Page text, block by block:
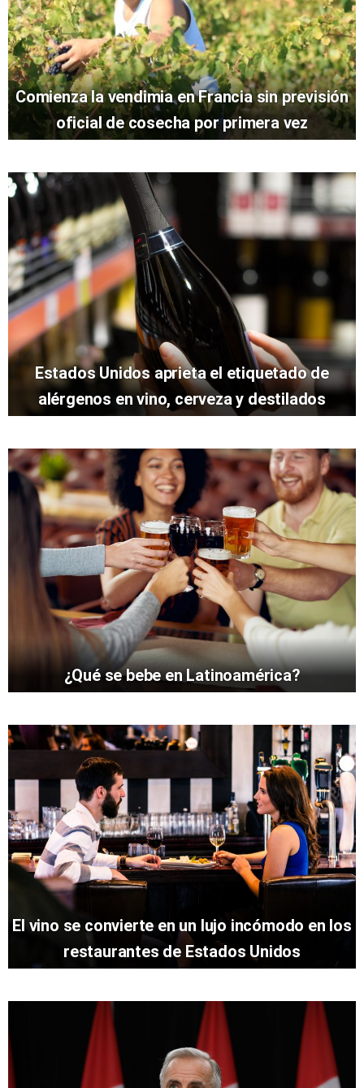
Comienza la vendimia en Francia sin previsión
oficial de cosecha por primera vez
Estados Unidos aprieta el etiquetado de
alérgenos en vino, cerveza y destilados
¿Qué se bebe en Latinoamérica?
El vino se convierte en un lujo incómodo en los
restaurantes de Estados Unidos